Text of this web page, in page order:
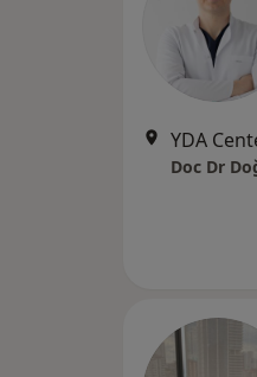
Doc Dr